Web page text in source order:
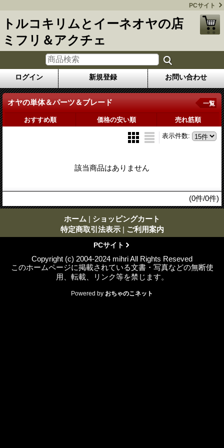
PCサイト
トルコキリムとイーネオヤの店
ミフリ＆アクチェ
ログイン 新規登録 お問い合わせ
オヤの単体＆パーツ＆ブレード 一覧
おすすめ順 価格の安い順 売れ筋順
表示件数:
該当商品はありません
(0件/0件)
ホーム | ショッピングカート
特定商取引法表示 | ご利用案内
PCサイト
Copyright (c) 2004-2024 mihri All Rights Reseved
このホームページに掲載されている文書・写真などの無断使
用、転載、リンク等を禁じます。
Powered by おちゃのこネット